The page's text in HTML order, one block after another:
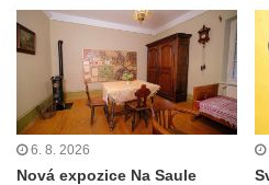
6. 8. 2026
Nová expozice Na Saule